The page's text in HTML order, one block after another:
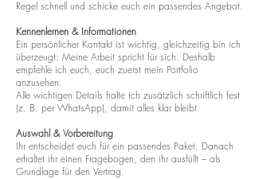
Regel schnell und schicke euch ein passendes Angebot.
Kennenlernen & Informationen
Ein persönlicher Kontakt ist wichtig, gleichzeitig bin ich
überzeugt: Meine Arbeit spricht für sich. Deshalb
empfehle ich euch, euch zuerst mein Portfolio
anzusehen.
Alle wichtigen Details halte ich zusätzlich schriftlich fest
(z. B. per WhatsApp), damit alles klar bleibt.
Auswahl & Vorbereitung
Ihr entscheidet euch für ein passendes Paket. Danach
erhaltet ihr einen Fragebogen, den ihr ausfüllt – als
Grundlage für den Vertrag.